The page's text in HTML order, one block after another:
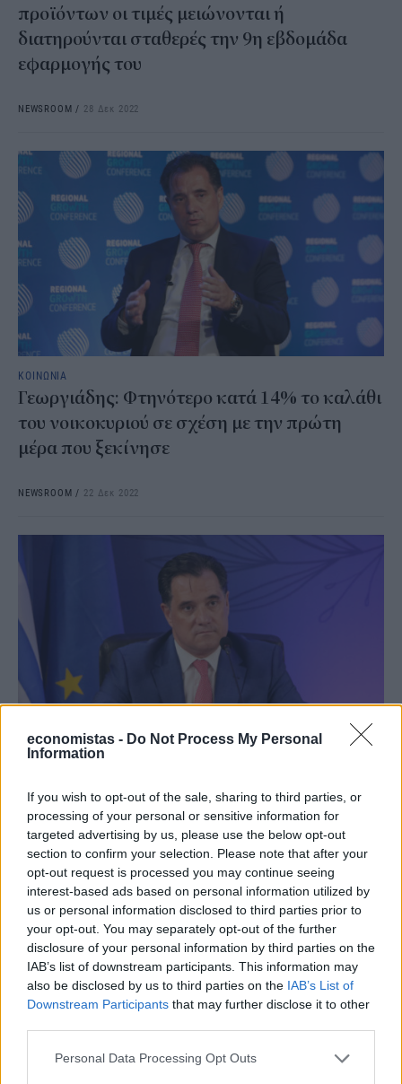
economistas - Do Not Process My Personal
Information
If you wish to opt-out of the sale, sharing to third parties, or
processing of your personal or sensitive information for
targeted advertising by us, please use the below opt-out
section to confirm your selection. Please note that after your
opt-out request is processed you may continue seeing
interest-based ads based on personal information utilized by
us or personal information disclosed to third parties prior to
your opt-out. You may separately opt-out of the further
disclosure of your personal information by third parties on the
IAB’s list of downstream participants. This information may
also be disclosed by us to third parties on the IAB’s List of
Downstream Participants that may further disclose it to other
Personal Data Processing Opt Outs
προϊόντων οι τιμές μειώνονται ή
διατηρούνται σταθερές την 9η εβδομάδα
εφαρμογής του
NEWSROOM / 28 Δεκ 2022
ΚΟΙΝΩΝΙΑ
Γεωργιάδης: Φτηνότερο κατά 14% το καλάθι
του νοικοκυριού σε σχέση με την πρώτη
μέρα που ξεκίνησε
NEWSROOM / 22 Δεκ 2022
ΚΟΙΝΩΝΙΑ
οδηγεί σε περαιτέρω ανταγωνιστικές τιμές
NEWSROOM/ 20 Δεκ 2022